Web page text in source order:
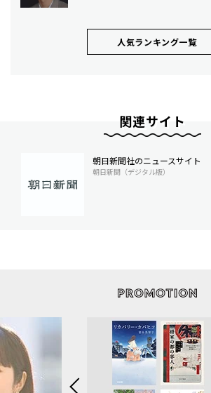
人気ランキング⼀覧
関連サイト
朝日新聞社のニュースサイト
朝日新聞（デジタル版）